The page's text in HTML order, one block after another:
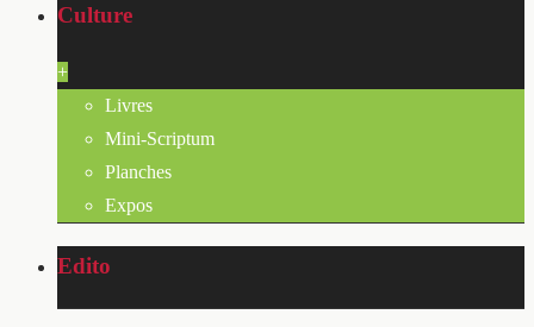
Culture
+
Livres
Mini-Scriptum
Planches
Expos
Edito